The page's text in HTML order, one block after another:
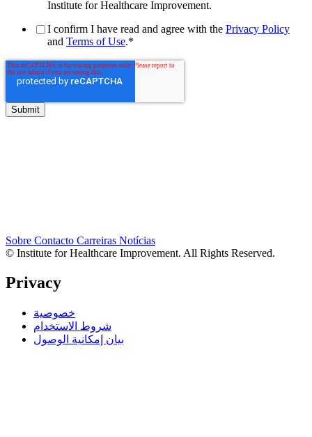
Institute for Healthcare Improvement.
I confirm I have read and agree with the Privacy Policy
and Terms of Use.*
Sobre Contacto Carreiras Notícias
© Institute for Healthcare Improvement. All Rights Reserved.
Privacy
خصوصية
شروط الاستخدام
بيان إمكانية الوصول